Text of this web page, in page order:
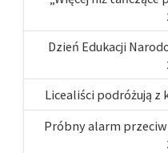
Dzień Edukacji
Licealiści podróżują z
Próbny alarm